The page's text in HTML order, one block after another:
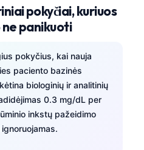
pokyčiai, kuriuos
panikuoti
pokyčius, kai nauja
paciento bazinės
biologinių ir analitinių
0.3 mg/dL per
inkstų pažeidimo